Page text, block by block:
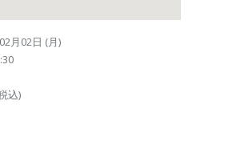
月02日 (月)
込)